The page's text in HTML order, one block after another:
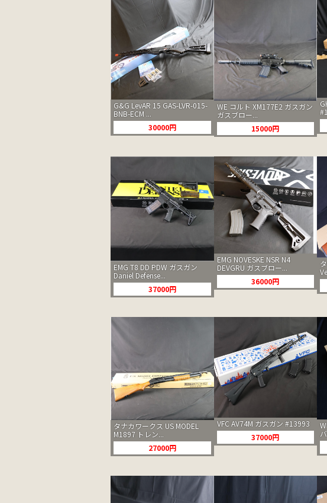
G&G LevAR 15 GAS-LVR-015-
BNB-ECM ...
30000円
WE コルト XM177E2 ガスガン
ガスブロー...
15000円
EMG T8 DD PDW ガスガン
Daniel Defense...
37000円
EMG NOVESKE NSR N4
DEVGRU ガスブロー...
36000円
タナカワークス US MODEL
M1897 トレン...
27000円
VFC AV74M ガスガン #13993
37000円